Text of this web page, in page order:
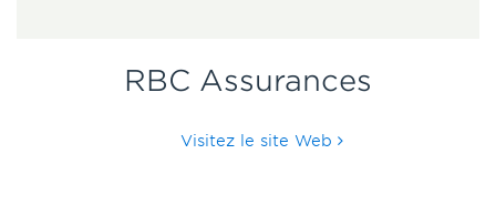
RBC Assurances
Visitez le site Web